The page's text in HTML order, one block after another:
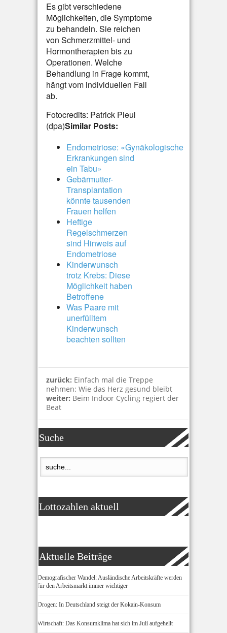
Es gibt verschiedene
Möglichkeiten, die Symptome
zu behandeln. Sie reichen
von Schmerzmittel- und
Hormontherapien bis zu
Operationen. Welche
Behandlung in Frage kommt,
hängt vom individuellen Fall
ab.
Fotocredits: Patrick Pleul
(dpa)Similar Posts:
Endometriose: «Gynäkologische
Erkrankungen sind
ein Tabu»
Gebärmutter-
Transplantation
könnte tausenden
Frauen helfen
Heftige
Regelschmerzen
sind Hinweis auf
Endometriose
Kinderwunsch
trotz Krebs: Diese
Möglichkeit haben
Betroffene
Was Paare mit
unerfülltem
Kinderwunsch
beachten sollten
zurück: Einfach mal die Treppe
nehmen: Wie das Herz gesund bleibt
weiter: Beim Indoor Cycling regiert der
Beat
Suche
Lottozahlen aktuell
Aktuelle Beiträge
Demografischer Wandel: Ausländische Arbeitskräfte werden
für den Arbeitsmarkt immer wichtiger
Drogen: In Deutschland steigt der Kokain-Konsum
Wirtschaft: Das Konsumklima hat sich im Juli aufgehellt